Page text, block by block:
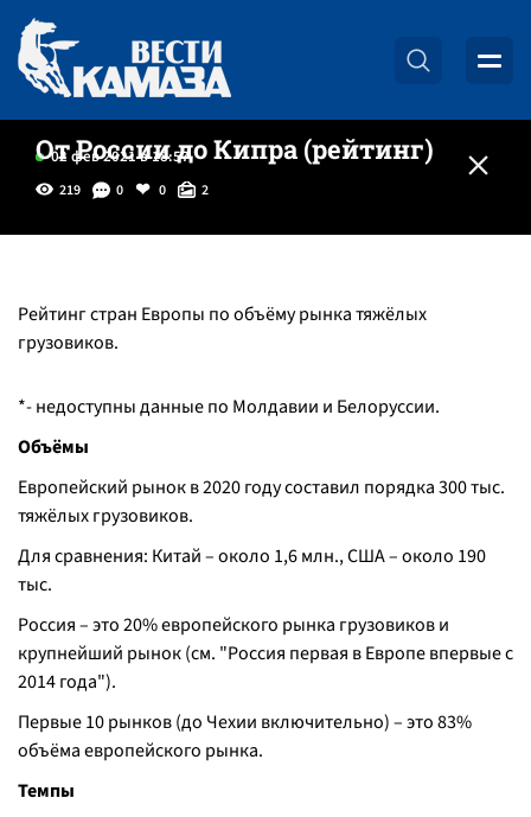
02 фев 2021 в 18:57
От России до Кипра (рейтинг)
219 0 0 2
Рейтинг стран Европы по объёму рынка тяжёлых
грузовиков.
*- недоступны данные по Молдавии и Белоруссии.
Объёмы
Европейский рынок в 2020 году составил порядка 300 тыс.
тяжёлых грузовиков.
Для сравнения: Китай – около 1,6 млн., США – около 190
тыс.
Россия – это 20% европейского рынка грузовиков и
крупнейший рынок (см. "Россия первая в Европе впервые с
2014 года").
Первые 10 рынков (до Чехии включительно) – это 83%
объёма европейского рынка.
Темпы